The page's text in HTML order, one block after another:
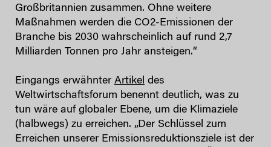
Großbritannien zusammen. Ohne weitere
Maßnahmen werden die CO2-Emissionen der
Branche bis 2030 wahrscheinlich auf rund 2,7
Milliarden Tonnen pro Jahr ansteigen.“
Eingangs erwähnter Artikel des
Weltwirtschaftsforum benennt deutlich, was zu
tun wäre auf globaler Ebene, um die Klimaziele
(halbwegs) zu erreichen. „Der Schlüssel zum
Erreichen unserer Emissionsreduktionsziele ist der